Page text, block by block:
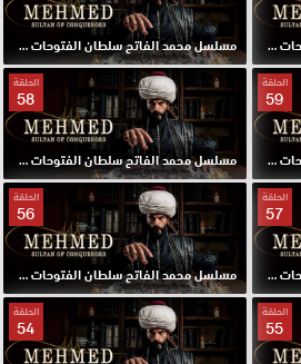
مسلسل محمد الفاتح سلطان الفتوحات مترجم الحلقة 61 HD مسلسل محمد الفاتح سلطان الفتوحات مترجم الحلقة 60 HD
الحلقة
59
مسلسل محمد الفاتح سلطان الفتوحات مترجم الحلقة 59 HD
الحلقة
58
مسلسل محمد الفاتح سلطان الفتوحات مترجم الحلقة 58 HD
الحلقة
57
مسلسل محمد الفاتح سلطان الفتوحات مترجم الحلقة 57 HD
الحلقة
56
مسلسل محمد الفاتح سلطان الفتوحات مترجم الحلقة 56 HD
الحلقة
55
الحلقة
54